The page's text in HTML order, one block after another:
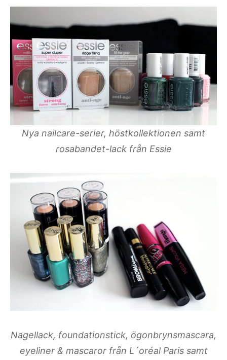
Nya nailcare-serier, höstkollektionen samt
rosabandet-lack från Essie
Nagellack, foundationstick, ögonbrynsmascara,
eyeliner & mascaror från L´oréal Paris samt